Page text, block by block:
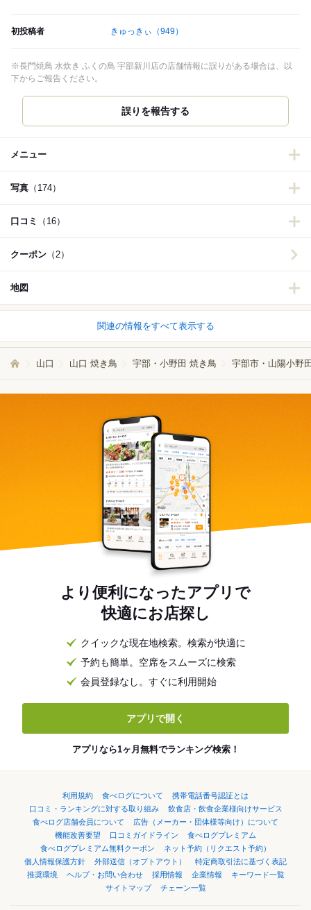
初投稿者 きゅっきぃ （949）
※長門焼鳥 水炊き ふくの鳥 宇部新川店の店舗情報に誤りがある場合は、以
下からご報告ください。
誤りを報告する
メニュー
写真 （174）
口コミ （16）
クーポン （2）
地図
関連の情報をすべて表示する
山口 山口 焼き鳥 宇部・小野田 焼き鳥 宇部市・山陽小野
より便利になったアプリで
快適にお店探し
クイックな現在地検索。検索が快適に
予約も簡単。空席をスムーズに検索
会員登録なし。すぐに利用開始
アプリで開く
アプリなら1ヶ月無料でランキング検索！
利用規約 食べログについて
携帯電話番号認証とは
口コミ・ランキングに対する取り組み
飲食店・飲食企業様向けサービス
食べログ店舗会員について
広告（メーカー・団体様等向け）について
機能改善要望
口コミガイドライン
食べログプレミアム
食べログプレミアム無料クーポン
ネット予約（リクエスト予約）
個人情報保護方針
外部送信（オプトアウト）
特定商取引法に基づく表記
推奨環境
ヘルプ・お問い合わせ 採用情報 企業情報
キーワード一覧
サイトマップ
チェーン一覧